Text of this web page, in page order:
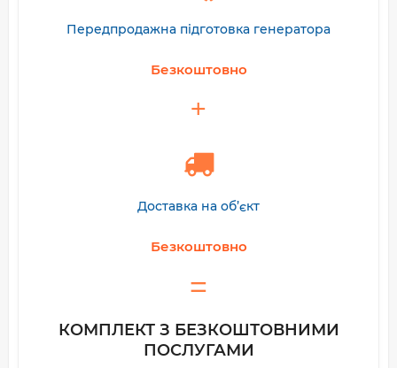
Передпродажна підготовка генератора
Безкоштовно
Доставка на об’єкт
Безкоштовно
КОМПЛЕКТ З БЕЗКОШТОВНИМИ
ПОСЛУГАМИ